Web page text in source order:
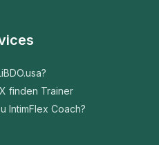
finden Trainer
IntimFlex Coach?